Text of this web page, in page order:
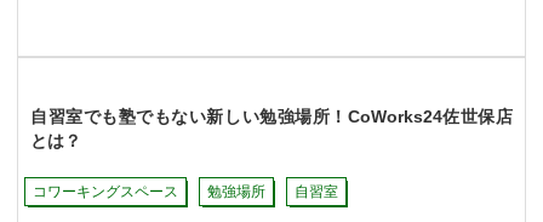
自習室でも塾でもない新しい勉強場所！CoWorks24佐世保店
とは？
コワーキングスペース 勉強場所 自習室